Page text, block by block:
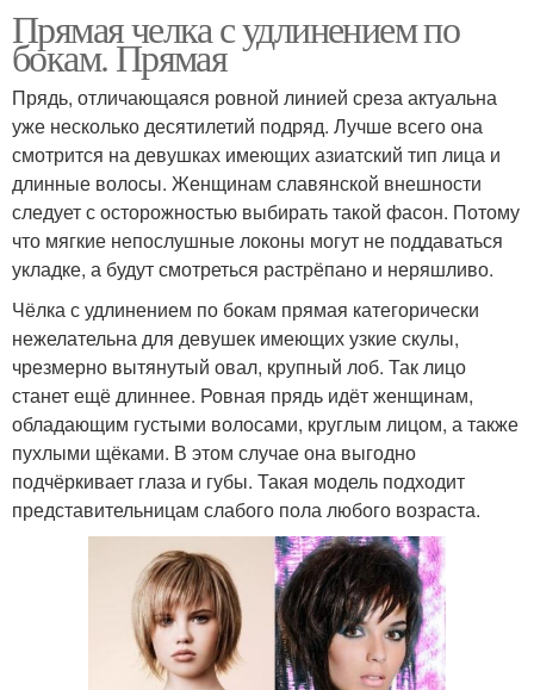
Прямая челка с удлинением по
бокам. Прямая
Прядь, отличающаяся ровной линией среза актуальна
уже несколько десятилетий подряд. Лучше всего она
смотрится на девушках имеющих азиатский тип лица и
длинные волосы. Женщинам славянской внешности
следует с осторожностью выбирать такой фасон. Потому
что мягкие непослушные локоны могут не поддаваться
укладке, а будут смотреться растрёпано и неряшливо.
Чёлка с удлинением по бокам прямая категорически
нежелательна для девушек имеющих узкие скулы,
чрезмерно вытянутый овал, крупный лоб. Так лицо
станет ещё длиннее. Ровная прядь идёт женщинам,
обладающим густыми волосами, круглым лицом, а также
пухлыми щёками. В этом случае она выгодно
подчёркивает глаза и губы. Такая модель подходит
представительницам слабого пола любого возраста.